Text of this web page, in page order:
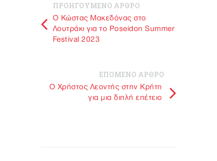
ΠΡΟΗΓΟΥΜΕΝΟ ΑΡΘΡΟ
Ο Κώστας Μακεδόνας στο
Λουτράκι για το Poseidon Summer
Festival 2023
ΕΠΟΜΕΝΟ ΑΡΘΡΟ
O Χρήστος Λεοντής στην Κρήτη
για μια διπλή επέτειο